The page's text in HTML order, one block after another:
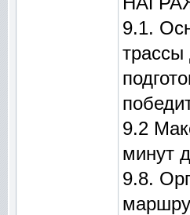
9.1.
трассы
9.2
минут
9.8.